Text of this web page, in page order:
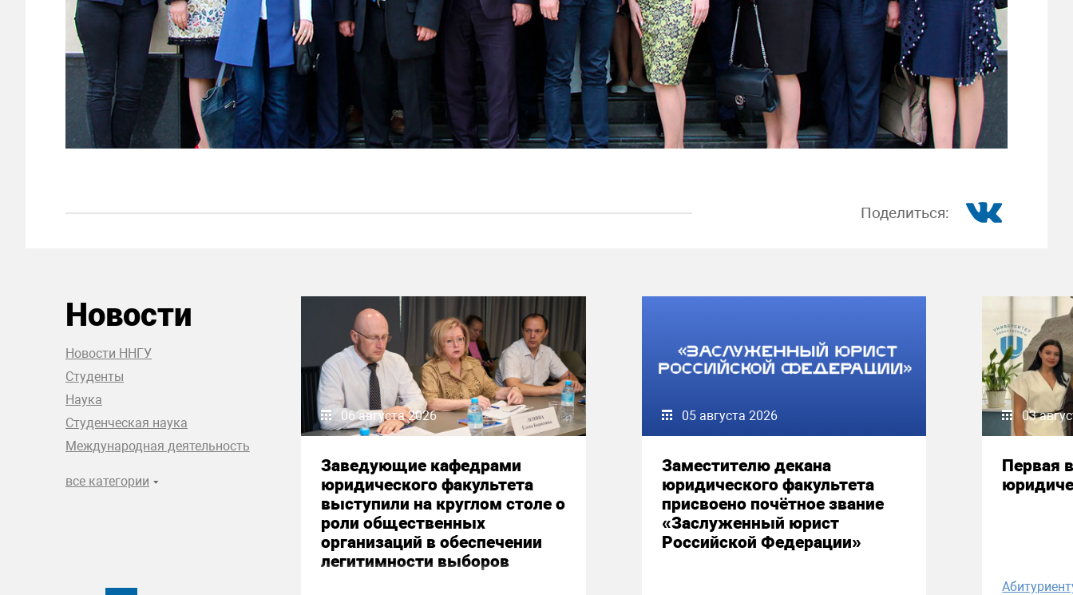
Поделиться:
Новости
Новости ННГУ
Студенты
Наука
Студенческая наука
Международная деятельность
все категории
06 августа 2026
Заведующие кафедрами
юридического факультета
выступили на круглом столе о
роли общественных
организаций в обеспечении
легитимности выборов
05 августа 2026
Заместителю декана
юридического факультета
присвоено почётное звание
«Заслуженный юрист
Российской Федерации»
03
Первая